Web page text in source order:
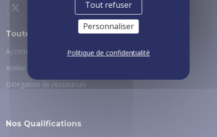
Toutes nos expertises
Accompagnement au changement
Atelier digital
Délégation de ressources
Nos Qualifications
Tout refuser
Personnaliser
Politique de confidentialité